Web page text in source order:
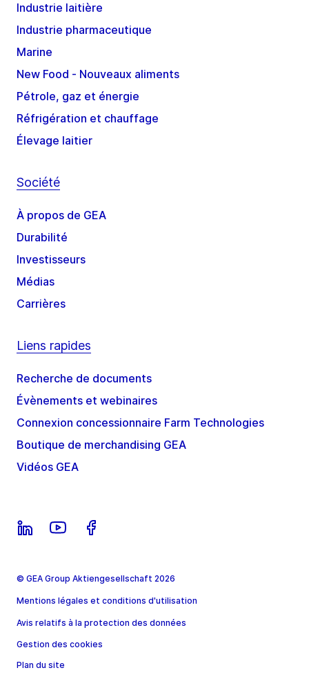
Industrie laitière
Industrie pharmaceutique
Marine
New Food - Nouveaux aliments
Pétrole, gaz et énergie
Réfrigération et chauffage
Élevage laitier
Société
À propos de GEA
Durabilité
Investisseurs
Médias
Carrières
Liens rapides
Recherche de documents
Évènements et webinaires
Connexion concessionnaire Farm Technologies
Boutique de merchandising GEA
Vidéos GEA
© GEA Group Aktiengesellschaft 2026
Mentions légales et conditions d'utilisation
Avis relatifs à la protection des données
Gestion des cookies
Plan du site